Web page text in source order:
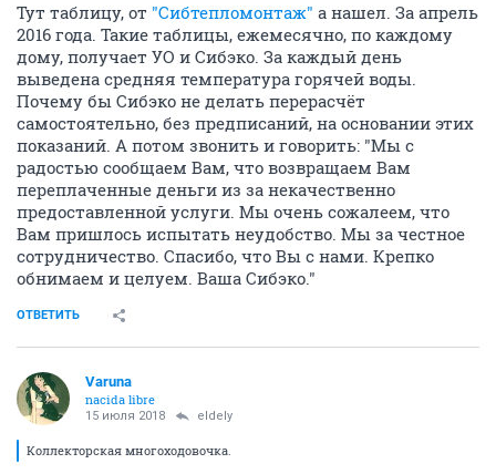
Тут таблицу, от "Сибтепломонтаж" а нашел. За апрель
2016 года. Такие таблицы, ежемесячно, по каждому
дому, получает УО и Сибэко. За каждый день
выведена средняя температура горячей воды.
Почему бы Сибэко не делать перерасчёт
самостоятельно, без предписаний, на основании этих
показаний. А потом звонить и говорить: "Мы с
радостью сообщаем Вам, что возвращаем Вам
переплаченные деньги из за некачественно
предоставленной услуги. Мы очень сожалеем, что
Вам пришлось испытать неудобство. Мы за честное
сотрудничество. Спасибо, что Вы с нами. Крепко
обнимаем и целуем. Ваша Сибэко."
ОТВЕТИТЬ
Varuna
nacida libre
15 июля 2018 eldely
Коллекторская многоходовочка.